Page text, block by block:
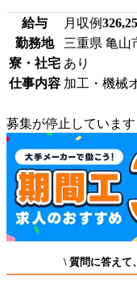
給与 月収例
勤務地
三重県 亀山
寮・社宅 あり
仕事内容 加工・機械
募集が停止しています
\ 質問に答えて、